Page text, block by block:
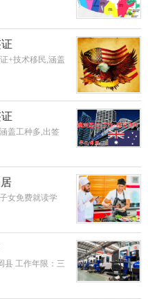
+技术移民,涵盖
盖工种多,出签
女免费就读学
县 工作年限：三